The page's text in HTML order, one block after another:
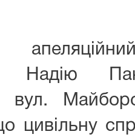
Надію
вул.
цивільну